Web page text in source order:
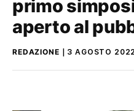
primo
aperto al
REDAZIONE 3 AGOSTO 2022